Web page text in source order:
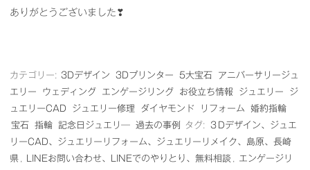
ありがとうございました❣
カテゴリー: 3Dデザイン 3Dプリンター 5大宝石
アニバーサリージュ
エリー
ウェディング エンゲージリング お役立ち情報 ジュエリー
ジ
ュエリーCAD
ジュエリー修理 ダイヤモンド リフォーム
婚約指輪
宝石
指輪 記念日ジュエリ― 過去の事例 タグ:
３Dデザイン、ジュエ
リーCAD、ジュエリーリフォーム、ジュエリーリメイク、島原、長崎
県
LINEお問い合わせ、LINEでのやりとり、無料相談
エンゲージリ